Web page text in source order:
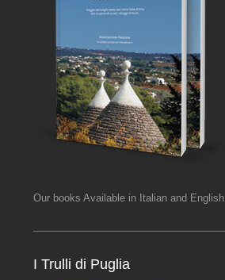
Our books Available in Italian and English
I Trulli di Puglia